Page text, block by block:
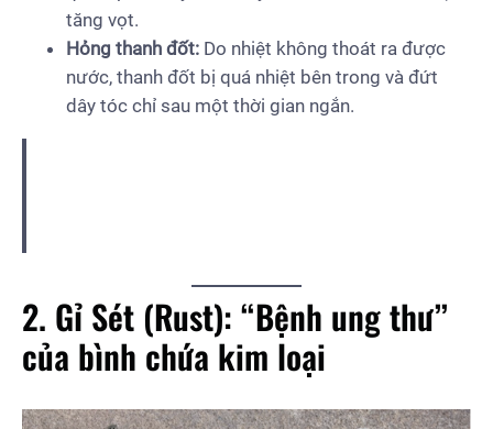
tăng vọt.
Hỏng thanh đốt: Do nhiệt không thoát ra được
nước, thanh đốt bị quá nhiệt bên trong và đứt
dây tóc chỉ sau một thời gian ngắn.
2. Gỉ Sét (Rust): “Bệnh ung thư”
của bình chứa kim loại